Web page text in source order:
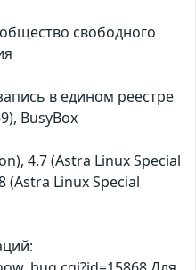
свободного
в едином реестре
BusyBox
4.7 (Astra Linux Special
(Astra Linux Special